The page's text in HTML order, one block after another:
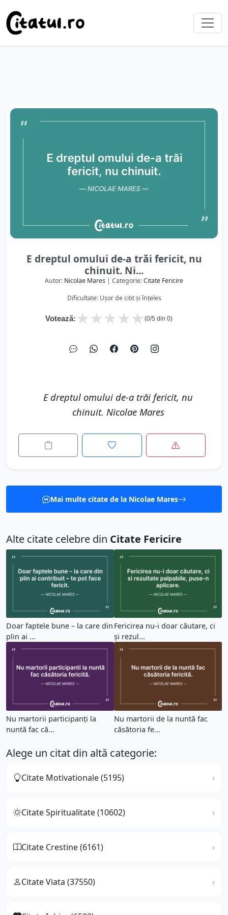
E dreptul omului de-a trăi fericit, nu
chinuit. Ni...
Autor: Nicolae Mares | Categorie:Citate Fericire
Dificultate: Ușor de citit și înțeles
Votează: ★
★
★
★
★ (0/5 din 0)
E dreptul omului de-a trăi fericit, nu
chinuit. Nicolae Mares
Mai multe citate de la Nicolae Mares
Alte citate celebre din Citate Fericire
Doar faptele bune – la care din
plin ai ...
Fericirea nu-i doar căutare, ci
și rezul...
Nu martorii participanți la
nuntă fac că...
Nu martorii de la nuntă fac
căsătoria fe...
Alege un citat din altă categorie:
Citate Motivationale (5195)
Citate Spiritualitate (10602)
Citate Crestine (6161)
Citate Viata (37550)